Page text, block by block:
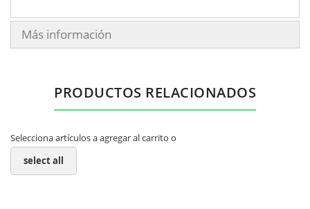
Más información
PRODUCTOS RELACIONADOS
Selecciona artículos a agregar al carrito o
select all